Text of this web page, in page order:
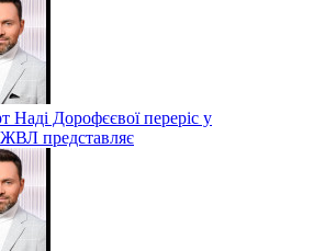
Наді Дорофєєвої переріс у
представляє